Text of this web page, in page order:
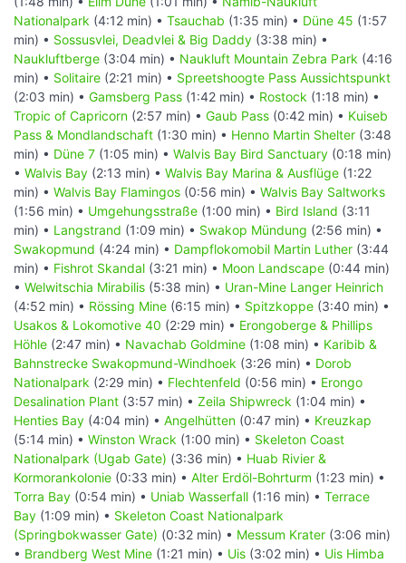
Nationalpark (4:12 min) • Tsauchab (1:35 min) • Düne 45 (1:57
min) • Sossusvlei, Deadvlei & Big Daddy (3:38 min) •
Naukluftberge (3:04 min) • Naukluft Mountain Zebra Park (4:16
min) • Solitaire (2:21 min) • Spreetshoogte Pass Aussichtspunkt
(2:03 min) • Gamsberg Pass (1:42 min) • Rostock (1:18 min) •
Tropic of Capricorn (2:57 min) • Gaub Pass (0:42 min) • Kuiseb
Pass & Mondlandschaft (1:30 min) • Henno Martin Shelter (3:48
min) • Düne 7 (1:05 min) • Walvis Bay Bird Sanctuary (0:18 min)
• Walvis Bay (2:13 min) • Walvis Bay Marina & Ausflüge (1:22
min) • Walvis Bay Flamingos (0:56 min) • Walvis Bay Saltworks
(1:56 min) • Umgehungsstraße (1:00 min) • Bird Island (3:11
min) • Langstrand (1:09 min) • Swakop Mündung (2:56 min) •
Swakopmund (4:24 min) • Dampflokomobil Martin Luther (3:44
min) • Fishrot Skandal (3:21 min) • Moon Landscape (0:44 min)
• Welwitschia Mirabilis (5:38 min) • Uran-Mine Langer Heinrich
(4:52 min) • Rössing Mine (6:15 min) • Spitzkoppe (3:40 min) •
Usakos & Lokomotive 40 (2:29 min) • Erongoberge & Phillips
Höhle (2:47 min) • Navachab Goldmine (1:08 min) • Karibib &
Bahnstrecke Swakopmund-Windhoek (3:26 min) • Dorob
Nationalpark (2:29 min) • Flechtenfeld (0:56 min) • Erongo
Desalination Plant (3:57 min) • Zeila Shipwreck (1:04 min) •
Henties Bay (4:04 min) • Angelhütten (0:47 min) • Kreuzkap
(5:14 min) • Winston Wrack (1:00 min) • Skeleton Coast
Nationalpark (Ugab Gate) (3:36 min) • Huab Rivier &
Kormorankolonie (0:33 min) • Alter Erdöl-Bohrturm (1:23 min) •
Torra Bay (0:54 min) • Uniab Wasserfall (1:16 min) • Terrace
Bay (1:09 min) • Skeleton Coast Nationalpark
(Springbokwasser Gate) (0:32 min) • Messum Krater (3:06 min)
• Brandberg West Mine (1:21 min) • Uis (3:02 min) • Uis Himba